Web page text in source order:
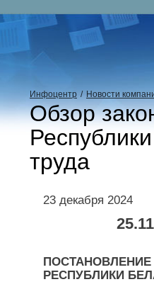
Инфоцентр / Новости
Обзор
труда
23 декабря 2024
РЕСПУБЛИКИ